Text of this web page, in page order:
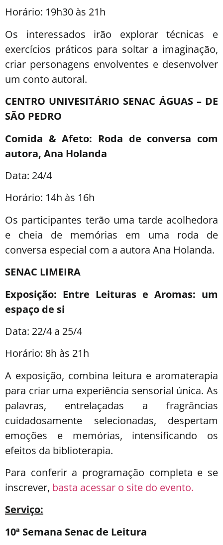
Horário: 19h30 às 21h
Os interessados irão explorar técnicas e
exercícios práticos para soltar a imaginação,
criar personagens envolventes e desenvolver
um conto autoral.
CENTRO UNIVESITÁRIO SENAC ÁGUAS – DE
SÃO PEDRO
Comida & Afeto: Roda de conversa com
autora, Ana Holanda
Data: 24/4
Horário: 14h às 16h
Os participantes terão uma tarde acolhedora
e cheia de memórias em uma roda de
conversa especial com a autora Ana Holanda.
SENAC LIMEIRA
Exposição: Entre Leituras e Aromas: um
espaço de si
Data: 22/4 a 25/4
Horário: 8h às 21h
A exposição, combina leitura e aromaterapia
para criar uma experiência sensorial única. As
palavras, entrelaçadas a fragrâncias
cuidadosamente selecionadas, despertam
emoções e memórias, intensificando os
efeitos da biblioterapia.
Para conferir a programação completa e se
inscrever, basta acessar o site do evento.
Serviço:
10ª Semana Senac de Leitura